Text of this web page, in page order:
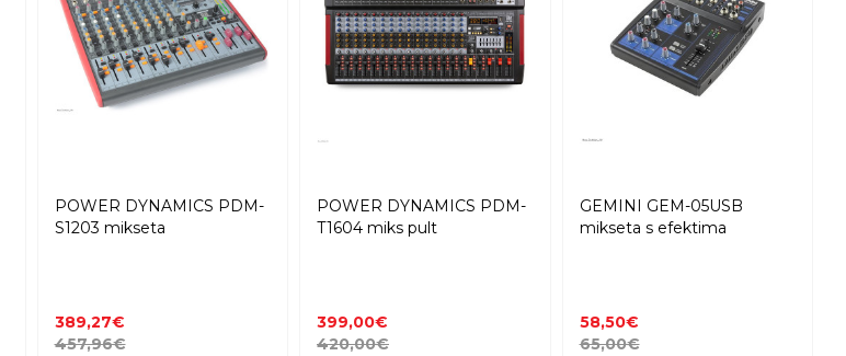
POWER DYNAMICS PDM-
S1203 mikseta
389,27€
457,96€
POWER DYNAMICS PDM-
T1604 miks pult
399,00€
420,00€
GEMINI GEM-05USB
mikseta s efektima
58,50€
65,00€